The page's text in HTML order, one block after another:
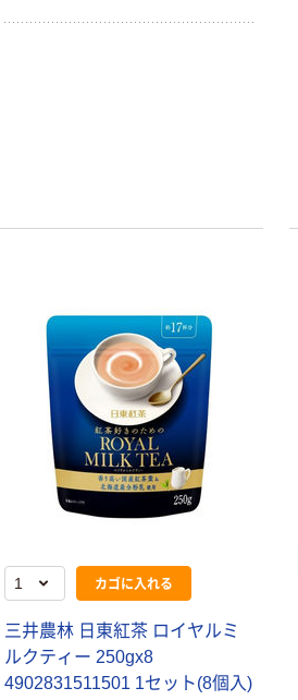
カゴに入れる
三井農林 日東紅茶 ロイヤルミ
ルクティー 250gx8
4902831511501 1セット(8個入)